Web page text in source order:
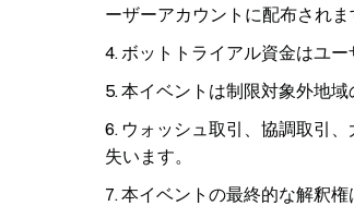
ーザーアカウントに配布されま
ボットトライアル資金はユ
本イベントは制限対象外地
ウォッシュ取引、協調取引
失います。
本イベントの最終的な解釈権